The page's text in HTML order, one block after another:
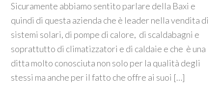
Sicuramente abbiamo sentito parlare della Baxi e
quindi di questa azienda che è leader nella vendita di
sistemi solari, di pompe di calore, di scaldabagni e
soprattutto di climatizzatori e di caldaie e che è una
ditta molto conosciuta non solo per la qualità degli
stessi ma anche per il fatto che offre ai suoi […]